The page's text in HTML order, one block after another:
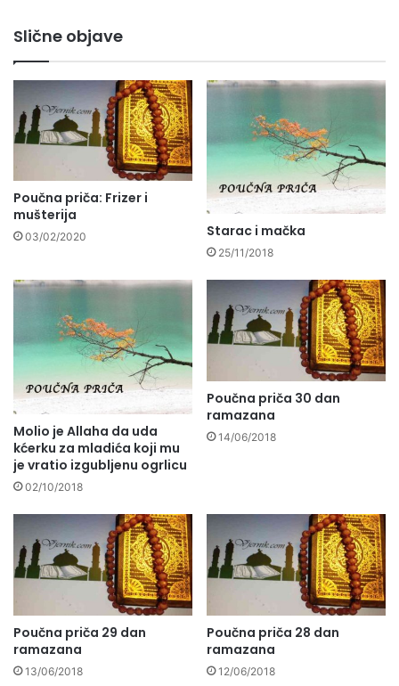
Slične objave
Poučna priča: Frizer i
mušterija
03/02/2020 Starac i mačka
25/11/2018
Molio je Allaha da uda
kćerku za mladića koji mu
je vratio izgubljenu ogrlicu
02/10/2018
Poučna priča 30 dan
ramazana
14/06/2018
Poučna priča 29 dan
ramazana
13/06/2018
Poučna priča 28 dan
ramazana
12/06/2018